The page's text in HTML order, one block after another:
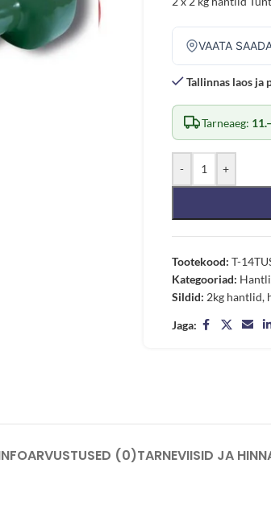
VAATA
Tallinnas laos ja
Tarneaeg:
- +
Tootekood: T-
Kategooriad:
Sildid: 2kg hantlid,
Jaga:
ARVUSTUSED (0)TARNEVIISID JA